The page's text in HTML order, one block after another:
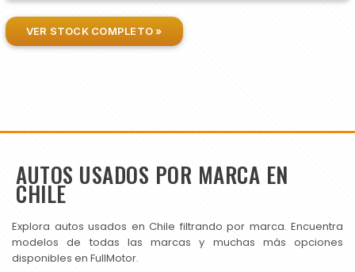
VER STOCK COMPLETO »
AUTOS USADOS POR MARCA EN
CHILE
Explora autos usados en Chile filtrando por marca. Encuentra
modelos de todas las marcas y muchas más opciones
disponibles en FullMotor.